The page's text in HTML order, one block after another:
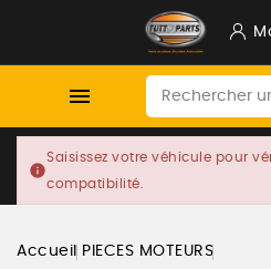

info
Saisissez votre véhicule pour
compatibilité.
Accueil
PIECES MOTEURS